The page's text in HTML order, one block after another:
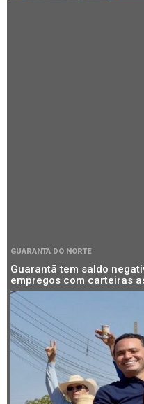
GUARANTÃ DO NORTE
Guarantã tem saldo
empregos com carteiras